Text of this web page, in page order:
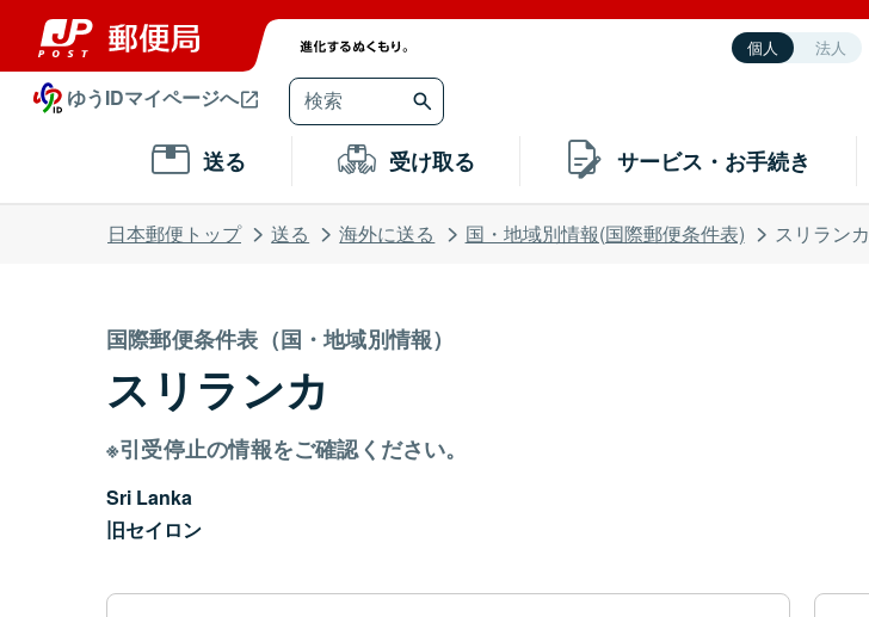
個人 法人
ゆうIDマイページへ
送る 受け取る サービス・お手続き
日本郵便トップ 送る 海外に送る 国・地域別情報(国際郵便条件表) スリランカ
国際郵便条件表（国・地域別情報）
スリランカ
※引受停止の情報をご確認ください。
Sri Lanka
旧セイロン